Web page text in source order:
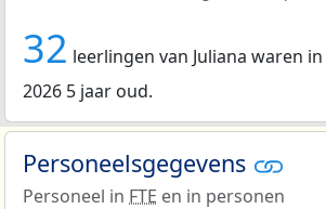
32 leerlingen van Juliana waren
2026 5 jaar oud.
Personeelsgegevens
Personeel in FTE en in personen